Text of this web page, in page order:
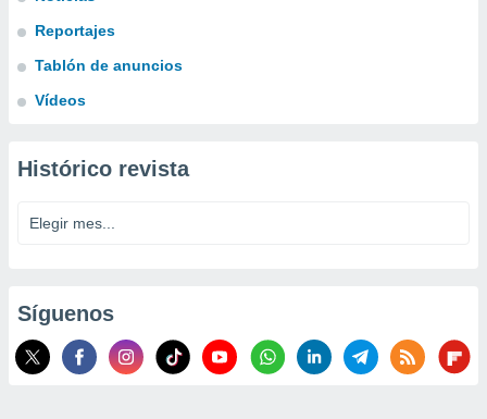
Reportajes
Tablón de anuncios
Vídeos
Histórico revista
Síguenos